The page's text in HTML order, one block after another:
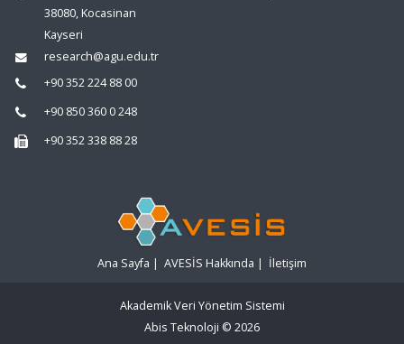
38080, Kocasinan
Kayseri
research@agu.edu.tr
+90 352 224 88 00
+90 850 360 0 248
+90 352 338 88 28
Ana Sayfa | AVESİS Hakkında | İletişim
Akademik Veri Yönetim Sistemi
Abis Teknoloji © 2026